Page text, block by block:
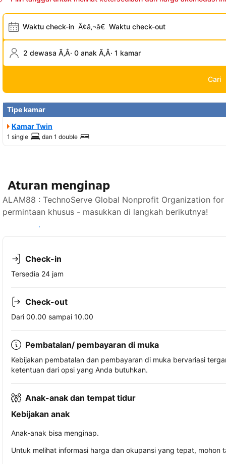
Waktu check-in Ã¢â‚¬â€ Waktu check-out
2 dewasa Ã‚Â· 0 anak Ã‚Â· 1 kamar
Cari
Tipe kamar
Kamar Twin
1 single dan 1 double
Aturan menginap
ALAM88 : TechnoServe Global Nonprofit Organization
permintaan khusus - masukkan di langkah berikutnya!
Lihat ketersediaan
Check-in
Tersedia 24 jam
Check-out
Dari 00.00 sampai 10.00
Pembatalan/ pembayaran di muka
Kebijakan pembatalan dan pembayaran di muka bervariasi
ketentuan dari opsi yang Anda butuhkan.
Anak-anak dan tempat tidur
Kebijakan anak
Anak-anak bisa menginap.
Untuk melihat informasi harga dan okupansi yang tepat,